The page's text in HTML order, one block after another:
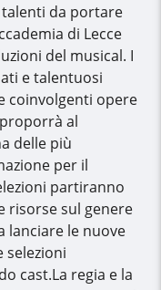
da portare
di Lecce
del musical. I
e talentuosi
coinvolgenti opere
al
delle più
per il
partiranno
risorse sul genere
lanciare le nuove
selezioni
cast.La regia e la